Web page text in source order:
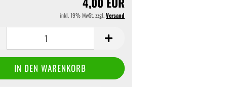
inkl. 19% MwSt. zzgl.Versand